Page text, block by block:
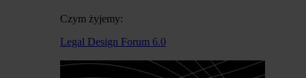
Czym żyjemy:
Legal Design Forum 6.0